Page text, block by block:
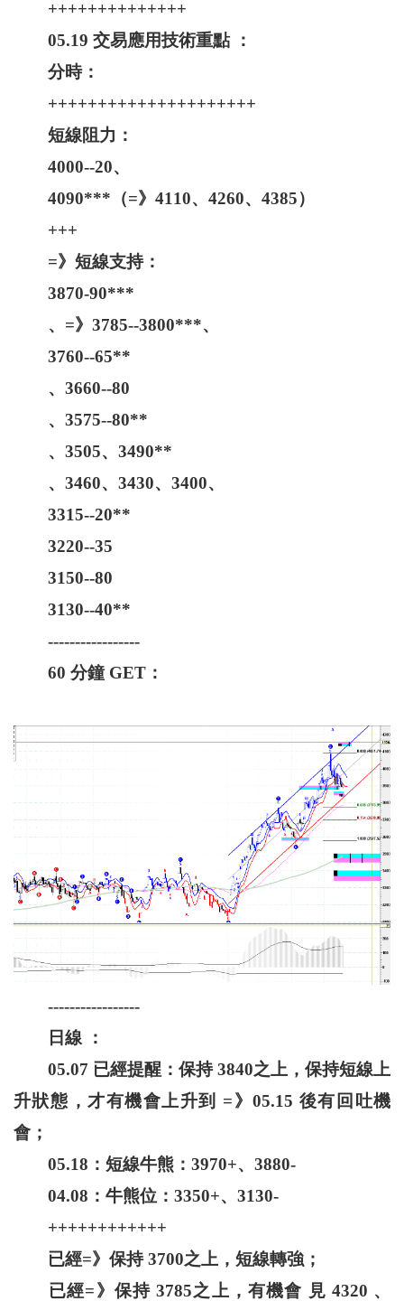
++++++++++++++
05.19 交易應用技術重點 ：
分時：
+++++++++++++++++++++
短線阻力：
4000--20、
4090***（=》4110、4260、4385）
+++
=》短線支持：
3870-90***
、=》3785--3800***、
3760--65**
、3660--80
、3575--80**
、3505、3490**
、3460、3430、3400、
3315--20**
3220--35
3150--80
3130--40**
-----------------
60 分鐘 GET：
-----------------
日線 ：
05.07 已經提醒：保持 3840之上，保持短線上
升狀態，才有機會上升到 =》05.15 後有回吐機
會；
05.18：短線牛熊：3970+、3880-
04.08：牛熊位：3350+、3130-
++++++++++++
已經=》保持 3700之上，短線轉強；
已經=》保持 3785之上，有機會 見 4320 、